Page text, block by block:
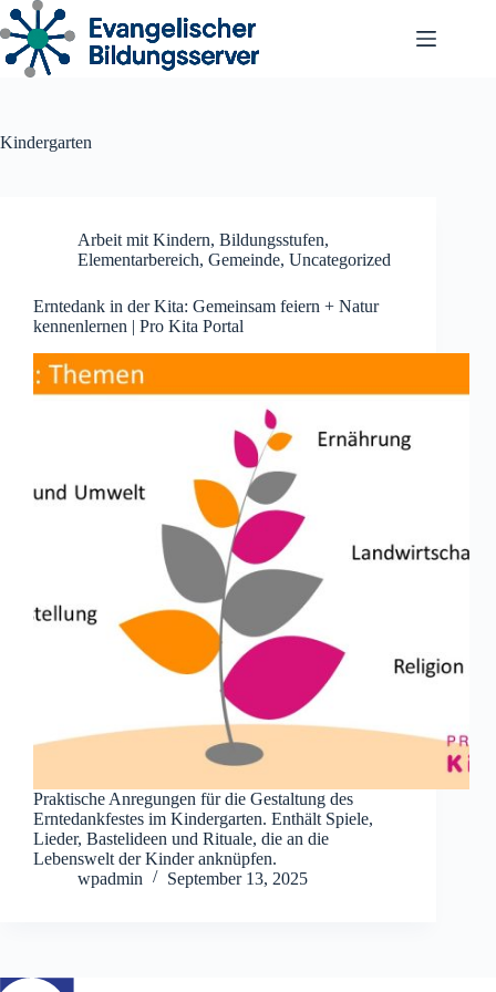
Zum
Inhalt
springen
Kindergarten
Arbeit mit Kindern, Bildungsstufen,
Elementarbereich, Gemeinde, Uncategorized
Erntedank in der Kita: Gemeinsam feiern + Natur
kennenlernen | Pro Kita Portal
Praktische Anregungen für die Gestaltung des
Erntedankfestes im Kindergarten. Enthält Spiele,
Lieder, Bastelideen und Rituale, die an die
Lebenswelt der Kinder anknüpfen.
wpadmin
September 13, 2025